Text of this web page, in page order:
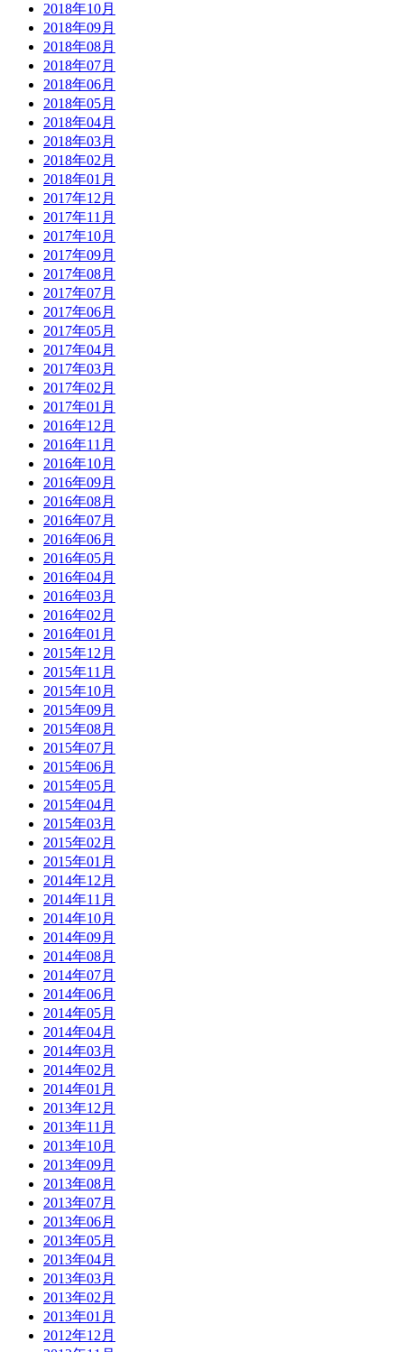
2018年10月
2018年09月
2018年08月
2018年07月
2018年06月
2018年05月
2018年04月
2018年03月
2018年02月
2018年01月
2017年12月
2017年11月
2017年10月
2017年09月
2017年08月
2017年07月
2017年06月
2017年05月
2017年04月
2017年03月
2017年02月
2017年01月
2016年12月
2016年11月
2016年10月
2016年09月
2016年08月
2016年07月
2016年06月
2016年05月
2016年04月
2016年03月
2016年02月
2016年01月
2015年12月
2015年11月
2015年10月
2015年09月
2015年08月
2015年07月
2015年06月
2015年05月
2015年04月
2015年03月
2015年02月
2015年01月
2014年12月
2014年11月
2014年10月
2014年09月
2014年08月
2014年07月
2014年06月
2014年05月
2014年04月
2014年03月
2014年02月
2014年01月
2013年12月
2013年11月
2013年10月
2013年09月
2013年08月
2013年07月
2013年06月
2013年05月
2013年04月
2013年03月
2013年02月
2013年01月
2012年12月